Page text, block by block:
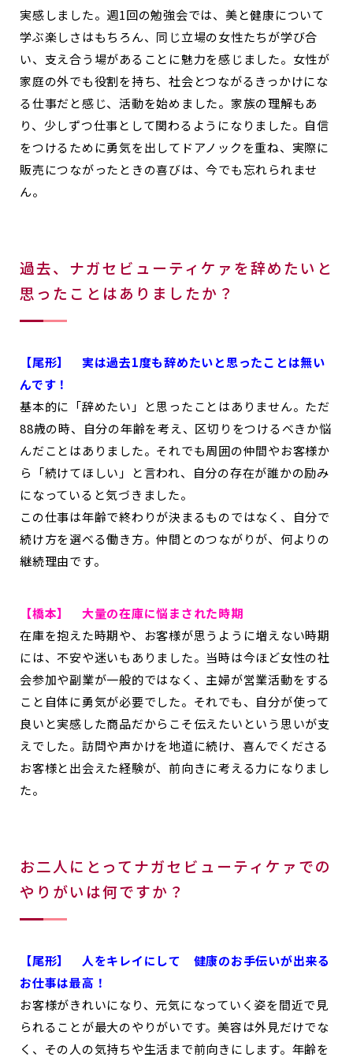
実感しました。週1回の勉強会では、美と健康について
学ぶ楽しさはもちろん、同じ立場の女性たちが学び合
い、支え合う場があることに魅力を感じました。女性が
家庭の外でも役割を持ち、社会とつながるきっかけにな
る仕事だと感じ、活動を始めました。家族の理解もあ
り、少しずつ仕事として関わるようになりました。自信
をつけるために勇気を出してドアノックを重ね、実際に
販売につながったときの喜びは、今でも忘れられませ
ん。
過去、ナガセビューティケァを辞めたいと
思ったことはありましたか？
【尾形】
実は過去1度も辞めたいと思ったことは無い
んです！
基本的に「辞めたい」と思ったことはありません。ただ
88歳の時、自分の年齢を考え、区切りをつけるべきか悩
んだことはありました。それでも周囲の仲間やお客様か
ら「続けてほしい」と言われ、自分の存在が誰かの励み
になっていると気づきました。
この仕事は年齢で終わりが決まるものではなく、自分で
続け方を選べる働き方。仲間とのつながりが、何よりの
継続理由です。
【橋本】 大量の在庫に悩まされた時期
在庫を抱えた時期や、お客様が思うように増えない時期
には、不安や迷いもありました。当時は今ほど女性の社
会参加や副業が一般的ではなく、主婦が営業活動をする
こと自体に勇気が必要でした。それでも、自分が使って
良いと実感した商品だからこそ伝えたいという思いが支
えでした。訪問や声かけを地道に続け、喜んでくださる
お客様と出会えた経験が、前向きに考える力になりまし
た。
お二人にとってナガセビューティケァでの
やりがいは何ですか？
【尾形】
人をキレイにして 健康のお手伝いが出来る
お仕事は最高！
お客様がきれいになり、元気になっていく姿を間近で見
られることが最大のやりがいです。美容は外見だけでな
く、その人の気持ちや生活まで前向きにします。年齢を